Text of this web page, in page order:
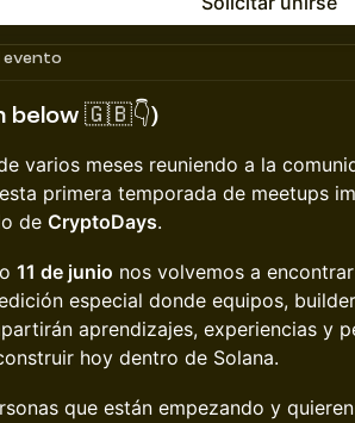
evento
below 🇬🇧👇)
varios meses reuniendo a la
primera temporada de meetups
de CryptoDays.
11 de junio nos volvemos a
especial donde equipos,
aprendizajes, experiencias y
hoy dentro de Solana.
que están empezando y